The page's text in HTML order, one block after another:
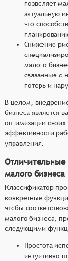
позволяет
актуальную
что
Снижение
малого
связанные с
потерь и
В целом,
бизнеса является
оптимизации
эффективности
управления.
Отличительные
малого бизнеса
Классификатор
конкретные
чтобы
малого бизнеса,
следующими
Простота
интуитивно